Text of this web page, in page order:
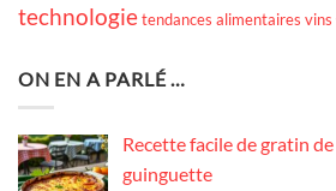
technologietendances alimentaires vins
ON EN A PARLÉ …
Recette facile de gratin
guinguette